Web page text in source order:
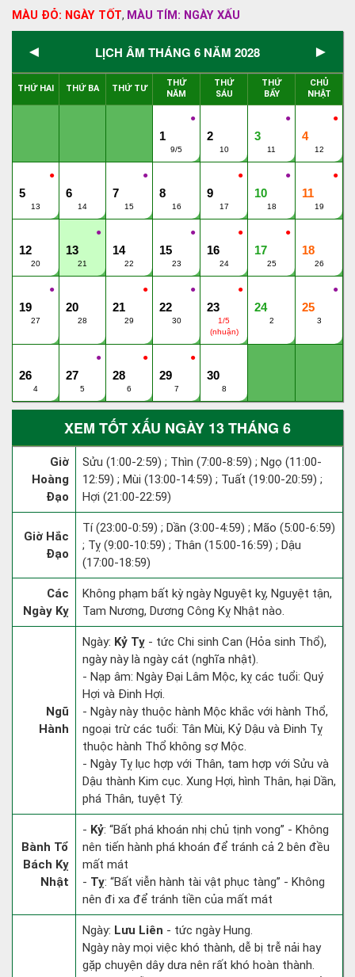
MÀU ĐỎ: NGÀY TỐT, MÀU TÍM: NGÀY XẤU
◄ LỊCH ÂM THÁNG 6 NĂM 2028 ►
THỨ HAI THỨ BA THỨ TƯ
THỨ
NĂM
THỨ
SÁU
THỨ
BẨY
CHỦ
NHẬT
●
1
9/5
2
10
●
3
11
●
4
12
●
5
13
6
14
●
7
15
8
16
●
9
17
●
10
18
●
11
19
12
20
●
13
21
14
22
●
15
23
●
16
24
●
17
25
18
26
●
19
27
20
28
●
21
29
●
22
30
●
23
1/5
(nhuận)
24
2
●
25
3
26
4
●
27
5
●
28
6
●
29
7
30
8
XEM TỐT XẤU NGÀY 13 THÁNG 6
Giờ
Hoàng
Đạo
Sửu (1:00-2:59) ; Thìn (7:00-8:59) ; Ngọ (11:00-
12:59) ; Mùi (13:00-14:59) ; Tuất (19:00-20:59) ;
Hợi (21:00-22:59)
Giờ Hắc
Đạo
Tí (23:00-0:59) ; Dần (3:00-4:59) ; Mão (5:00-6:59)
; Tỵ (9:00-10:59) ; Thân (15:00-16:59) ; Dậu
(17:00-18:59)
Các
Ngày Kỵ
Không phạm bất kỳ ngày Nguyệt kỵ, Nguyệt tận,
Tam Nương, Dương Công Kỵ Nhật nào.
Ngũ
Hành
Ngày: Kỷ Tỵ - tức Chi sinh Can (Hỏa sinh Thổ),
ngày này là ngày cát (nghĩa nhật).
- Nạp âm: Ngày Đại Lâm Mộc, kỵ các tuổi: Quý
Hợi và Đinh Hợi.
- Ngày này thuộc hành Mộc khắc với hành Thổ,
ngoại trừ các tuổi: Tân Mùi, Kỷ Dậu và Đinh Tỵ
thuộc hành Thổ không sợ Mộc.
- Ngày Tỵ lục hợp với Thân, tam hợp với Sửu và
Dậu thành Kim cục. Xung Hợi, hình Thân, hại Dần,
phá Thân, tuyệt Tý.
Bành Tổ
Bách Kỵ
Nhật
- Kỷ: “Bất phá khoán nhị chủ tịnh vong” - Không
nên tiến hành phá khoán để tránh cả 2 bên đều
mất mát
- Tỵ: “Bất viễn hành tài vật phục tàng” - Không
nên đi xa để tránh tiền của mất mát
Ngày: Lưu Liên - tức ngày Hung.
Ngày này mọi việc khó thành, dễ bị trễ nải hay
gặp chuyện dây dưa nên rất khó hoàn thành.